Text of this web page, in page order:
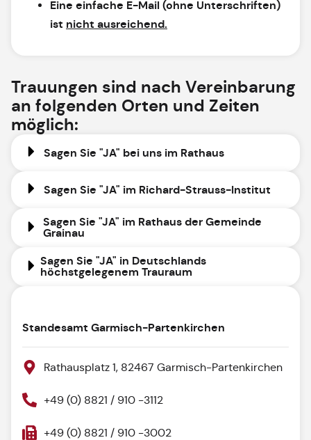
Eine einfache E-Mail (ohne Unterschriften)
ist nicht ausreichend.
Trauungen sind nach Vereinbarung
an folgenden Orten und Zeiten
möglich:
Sagen Sie "JA" bei uns im Rathaus
Sagen Sie "JA" im Richard-Strauss-Institut
Sagen Sie "JA" im Rathaus der Gemeinde
Grainau
Sagen Sie "JA" in Deutschlands
höchstgelegenem Trauraum
Standesamt Garmisch-Partenkirchen
Rathausplatz 1, 82467 Garmisch-Partenkirchen
+49 (0) 8821 / 910 -3112
+49 (0) 8821 / 910 -3002